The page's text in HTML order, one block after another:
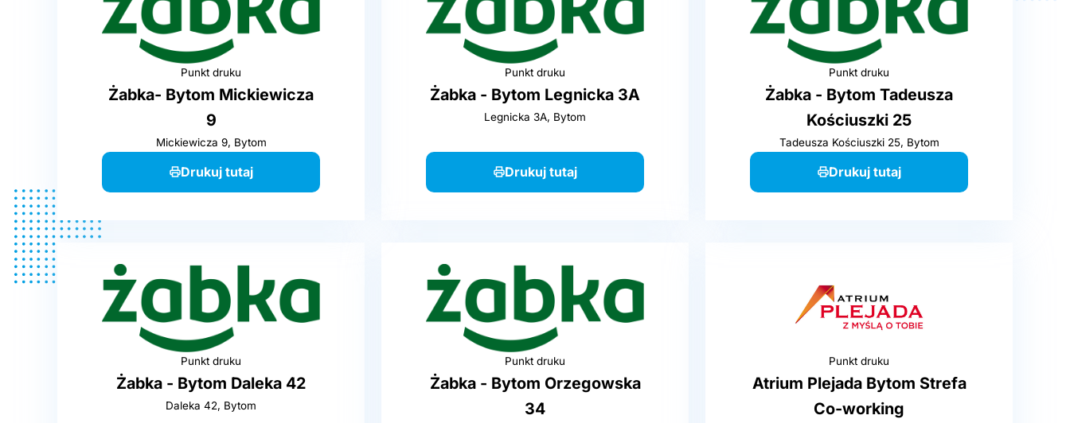
Punkt druku
Żabka- Bytom Mickiewicza
9
Mickiewicza 9, Bytom
Drukuj tutaj
Punkt druku
Żabka - Bytom Legnicka 3A
Legnicka 3A, Bytom
Drukuj tutaj
Punkt druku
Żabka - Bytom Tadeusza
Kościuszki 25
Tadeusza Kościuszki 25, Bytom
Drukuj tutaj
Punkt druku
Żabka - Bytom Daleka 42
Daleka 42, Bytom
Punkt druku
Żabka - Bytom Orzegowska
34
Punkt druku
Atrium Plejada Bytom Strefa
Co-working